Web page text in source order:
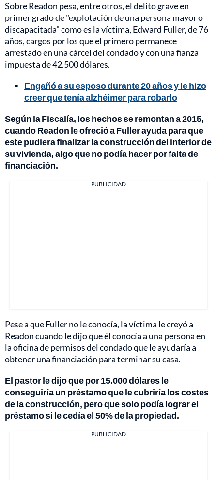
Sobre Readon pesa, entre otros, el delito grave en
primer grado de "explotación de una persona mayor o
discapacitada" como es la víctima, Edward Fuller, de 76
años, cargos por los que el primero permanece
arrestado en una cárcel del condado y con una fianza
impuesta de 42.500 dólares.
Engañó a su esposo durante 20 años y le hizo
creer que tenía alzhéimer para robarlo
Según la Fiscalía, los hechos se remontan a 2015,
cuando Readon le ofreció a Fuller ayuda para que
este pudiera finalizar la construcción del interior de
su vivienda, algo que no podía hacer por falta de
financiación.
PUBLICIDAD
Pese a que Fuller no le conocía, la víctima le creyó a
Readon cuando le dijo que él conocía a una persona en
la oficina de permisos del condado que le ayudaría a
obtener una financiación para terminar su casa.
El pastor le dijo que por 15.000 dólares le
conseguiría un préstamo que le cubriría los costes
de la construcción, pero que solo podía lograr el
préstamo si le cedía el 50% de la propiedad.
PUBLICIDAD